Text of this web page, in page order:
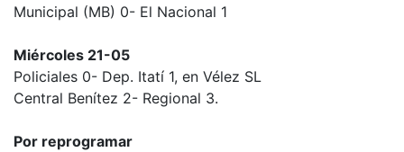
Municipal (MB) 0- El Nacional 1
Miércoles 21-05
Policiales 0- Dep. Itatí 1, en Vélez SL
Central Benítez 2- Regional 3.
Por reprogramar